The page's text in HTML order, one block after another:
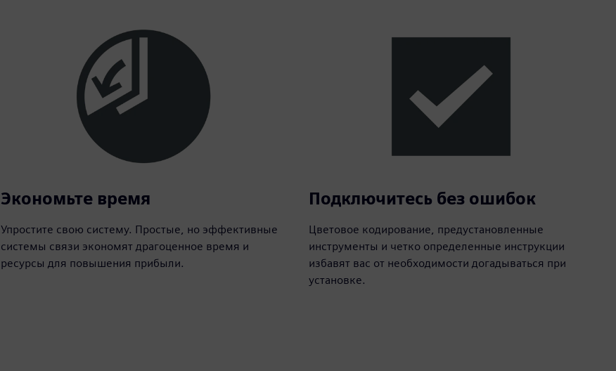
Экономьте время
Упростите свою систему. Простые, но эффективные
системы связи экономят драгоценное время и
ресурсы для повышения прибыли.
Подключитесь без ошибок
Цветовое кодирование, предустановленные
инструменты и четко определенные инструкции
избавят вас от необходимости догадываться при
установке.